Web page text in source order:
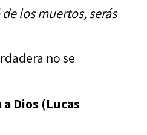
los muertos, serás
no se
Dios (Lucas